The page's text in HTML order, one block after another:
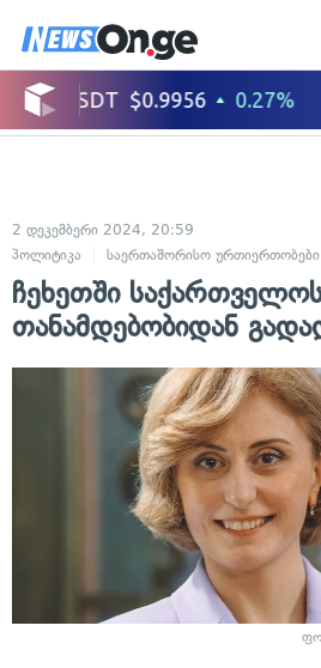
2 დეკემბერი 2024, 20:59
პოლიტიკა
საერთაშორისო ურთიერთობები
ჩეხეთში
თანამდებობიდან